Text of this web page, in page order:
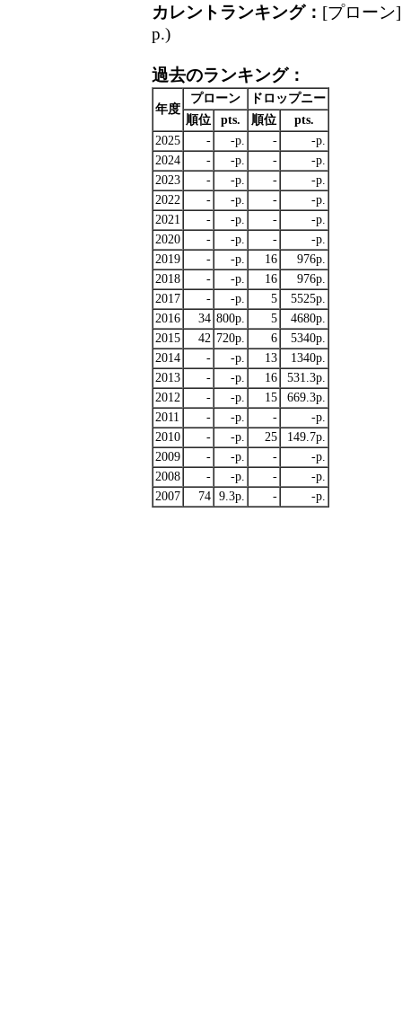
カレントランキング： [プローン
p.)
過去のランキング：
年度
プローン
ドロップニー
順位
pts. 順位
pts.
2025
- -p. -
-p.
2024
- -p. -
-p.
2023
- -p. -
-p.
2022
- -p. -
-p.
2021
- -p. -
-p.
2020
- -p. -
-p.
2019
- -p. 16
976p.
2018
- -p. 16
976p.
2017
- -p. 5
5525p.
2016
34 800p. 5
4680p.
2015
42 720p. 6
5340p.
2014
- -p. 13
1340p.
2013
- -p. 16
531.3p.
2012
- -p. 15
669.3p.
2011
- -p. -
-p.
2010
- -p. 25
149.7p.
2009
- -p. -
-p.
2008
- -p. -
-p.
2007
74 9.3p. - -p.